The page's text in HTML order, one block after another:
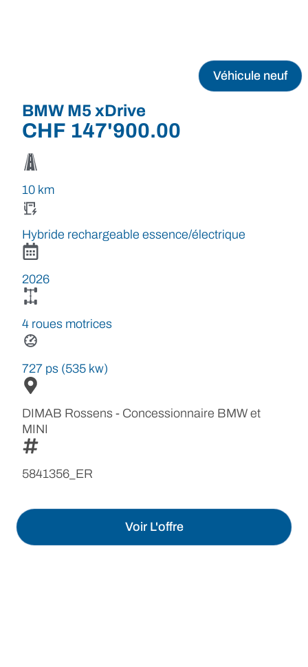
Véhicule neuf
BMW M5 xDrive
CHF 147'900.00
10 km
Hybride rechargeable essence/électrique
2026
4 roues motrices
727 ps (535 kw)
DIMAB Rossens - Concessionnaire BMW et
MINI
5841356_ER
Voir L'offre